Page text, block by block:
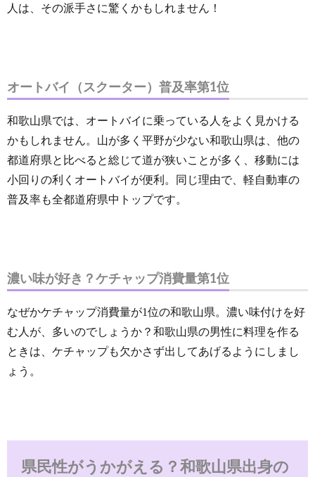
人は、その派手さに驚くかもしれません！
オートバイ（スクーター）普及率第1位
和歌山県では、オートバイに乗っている人をよく見かける
かもしれません。山が多く平野が少ない和歌山県は、他の
都道府県と比べると総じて道が狭いことが多く、移動には
小回りの利くオートバイが便利。同じ理由で、軽自動車の
普及率も全都道府県中トップです。
濃い味が好き？ケチャップ消費量第1位
なぜかケチャップ消費量が1位の和歌山県。濃い味付けを好
む人が、多いのでしょうか？和歌山県の男性に料理を作る
ときは、ケチャップも欠かさず出してあげるようにしまし
ょう。
県民性がうかがえる？和歌山県出身の